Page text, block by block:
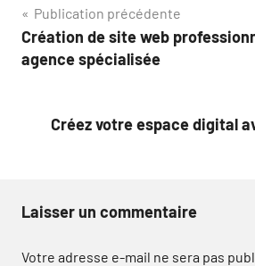
Navigation
de
Publication précédente
Création de site web
agence spécialisée
Créez votre espace digital
Laisser un commentaire
Votre adresse e-mail ne sera pas